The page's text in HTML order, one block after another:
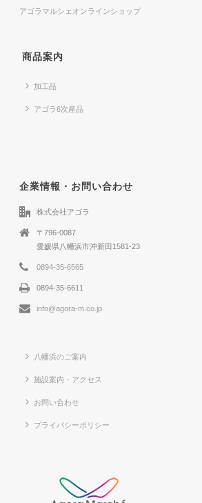
アゴラマルシェオンラインショップ
商品案内
加工品
アゴラ6次産品
企業情報・お問い合わせ
株式会社アゴラ
〒796-0087
愛媛県八幡浜市沖新田1581-23
0894-35-6565
0894-35-6611
info@agora-m.co.jp
八幡浜のご案内
施設案内・アクセス
お問い合わせ
プライバシーポリシー